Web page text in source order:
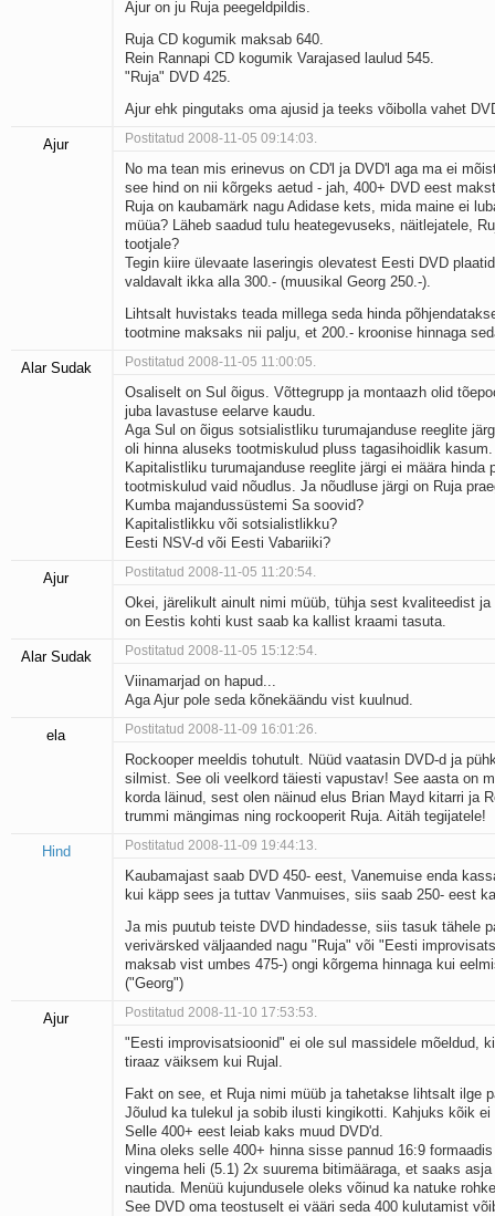
Ajur on ju Ruja peegeldpildis.
Ruja CD kogumik maksab 640.
Rein Rannapi CD kogumik Varajased laulud 545.
"Ruja" DVD 425.
Ajur ehk pingutaks oma ajusid ja teeks võibolla vahet
Ajur Postitatud 2008-11-05 09:14:03.
No ma tean mis erinevus on CD'l ja DVD'l aga ma ei
see hind on nii kõrgeks aetud - jah, 400+ DVD eest
Ruja on kaubamärk nagu Adidase kets, mida maine ei
müüa? Läheb saadud tulu heategevuseks, näitlejatele,
tootjale?
Tegin kiire ülevaate laseringis olevatest Eesti DVD
valdavalt ikka alla 300.- (muusikal Georg 250.-).
Lihtsalt huvistaks teada millega seda hinda
tootmine maksaks nii palju, et 200.- kroonise hinnaga
Alar Sudak Postitatud 2008-11-05 11:00:05.
Osaliselt on Sul õigus. Võttegrupp ja montaazh olid
juba lavastuse eelarve kaudu.
Aga Sul on õigus sotsialistliku turumajanduse reeglite
oli hinna aluseks tootmiskulud pluss tagasihoidlik kasum.
Kapitalistliku turumajanduse reeglite järgi ei määra hinda
tootmiskulud vaid nõudlus. Ja nõudluse järgi on Ruja
Kumba majandussüstemi Sa soovid?
Kapitalistlikku või sotsialistlikku?
Eesti NSV-d või Eesti Vabariiki?
Ajur Postitatud 2008-11-05 11:20:54.
Okei, järelikult ainult nimi müüb, tühja sest kvaliteedist
on Eestis kohti kust saab ka kallist kraami tasuta.
Alar Sudak Postitatud 2008-11-05 15:12:54.
Viinamarjad on hapud...
Aga Ajur pole seda kõnekäändu vist kuulnud.
ela Postitatud 2008-11-09 16:01:26.
Rockooper meeldis tohutult. Nüüd vaatasin DVD-d ja
silmist. See oli veelkord täiesti vapustav! See aasta on
korda läinud, sest olen näinud elus Brian Mayd kitarri ja
trummi mängimas ning rockooperit Ruja. Aitäh tegijatele!
Hind Postitatud 2008-11-09 19:44:13.
Kaubamajast saab DVD 450- eest, Vanemuise enda
kui käpp sees ja tuttav Vanmuises, siis saab 250- eest
Ja mis puutub teiste DVD hindadesse, siis tasuk tähele
verivärsked väljaanded nagu "Ruja" või "Eesti
maksab vist umbes 475-) ongi kõrgema hinnaga kui
("Georg")
Ajur Postitatud 2008-11-10 17:53:53.
"Eesti improvisatsioonid" ei ole sul massidele mõeldud,
tiraaz väiksem kui Rujal.
Fakt on see, et Ruja nimi müüb ja tahetakse lihtsalt ilge
Jõulud ka tulekul ja sobib ilusti kingikotti. Kahjuks kõik ei
Selle 400+ eest leiab kaks muud DVD'd.
Mina oleks selle 400+ hinna sisse pannud 16:9
vingema heli (5.1) 2x suurema bitimääraga, et saaks
nautida. Menüü kujundusele oleks võinud ka natuke
See DVD oma teostuselt ei vääri seda 400 kulutamist